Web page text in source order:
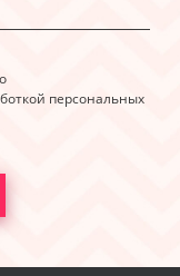
персональных